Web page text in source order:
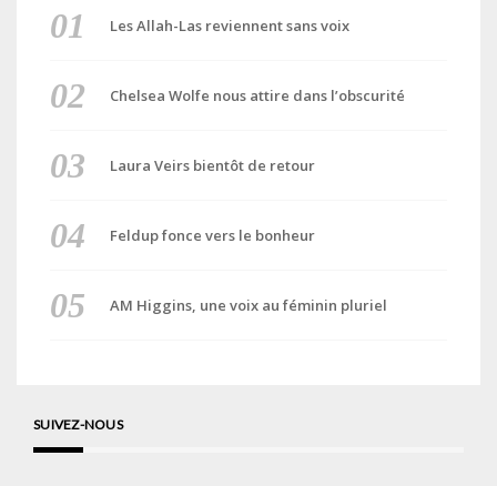
Les Allah-Las reviennent sans voix
Chelsea Wolfe nous attire dans l’obscurité
Laura Veirs bientôt de retour
Feldup fonce vers le bonheur
AM Higgins, une voix au féminin pluriel
SUIVEZ-NOUS